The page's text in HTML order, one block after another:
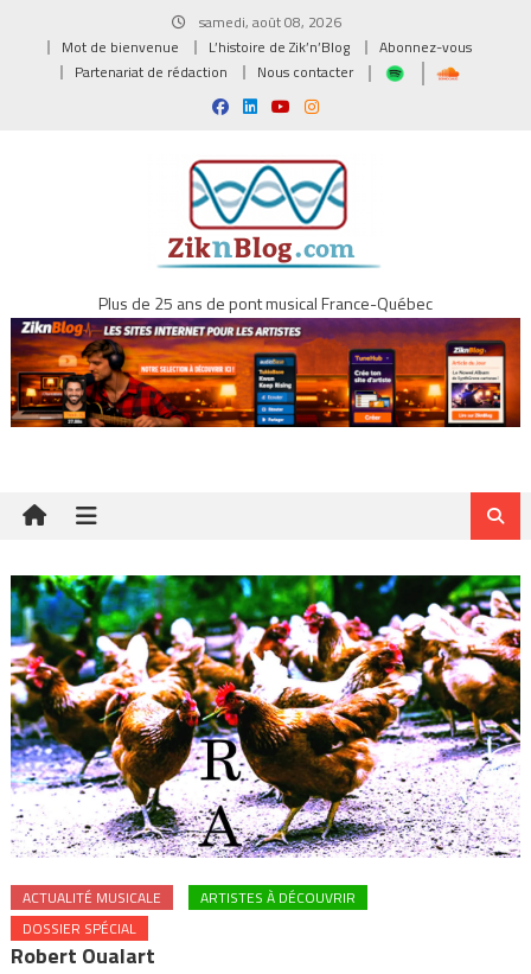
samedi, août 08, 2026
Mot de bienvenue
L’histoire de Zik’n’Blog
Abonnez-vous
Partenariat de rédaction
Nous contacter
Plus de 25 ans de pont musical France-Québec
ACTUALITÉ MUSICALE
ARTISTES À DÉCOUVRIR
DOSSIER SPÉCIAL
Robert Oualart